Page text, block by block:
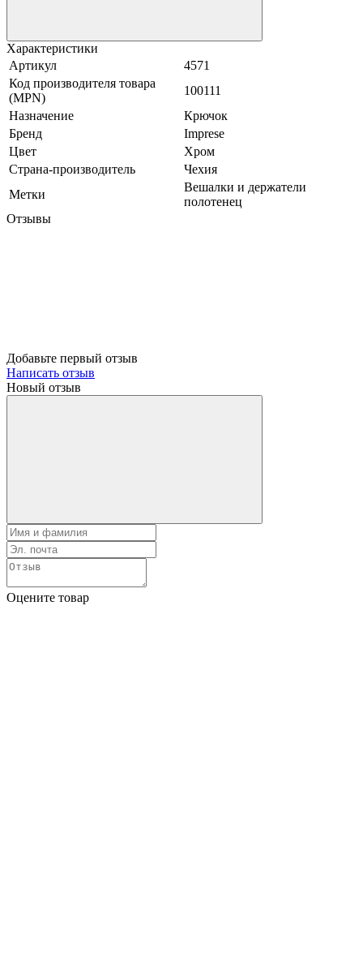
Характеристики
Артикул
4571
Код производителя товара
(MPN)
100111
Назначение
Крючок
Бренд
Imprese
Цвет
Хром
Страна-производитель
Чехия
Метки
Вешалки и держатели
полотенец
Отзывы
Добавьте первый отзыв
Написать отзыв
Новый отзыв
Оцените товар